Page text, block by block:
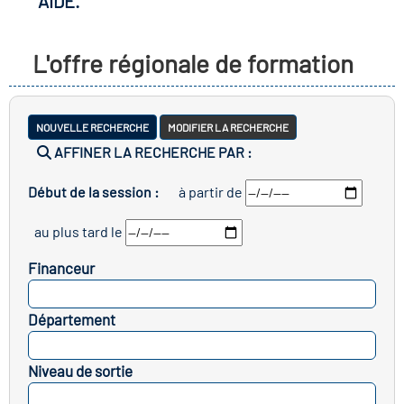
les métiers
clés métiers et
lieu d'information ou
de l'Economie
Solidaire (ESS)
du secteur sanitaire
de l'Industrie
emploi-formation
L'offre régionale de formation
NOUVELLE RECHERCHE MODIFIER LA RECHERCHE
AFFINER LA RECHERCHE PAR :
Début de la session : à partir de
au plus tard le
Financeur
Département
Niveau de sortie